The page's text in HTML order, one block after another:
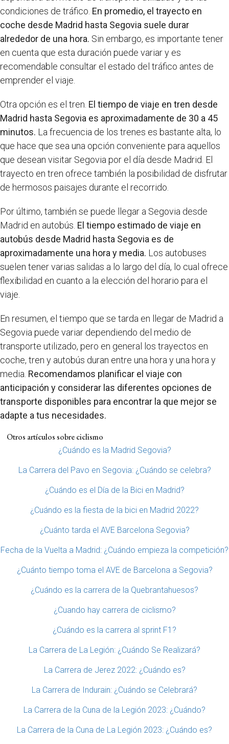
condiciones de tráfico. En promedio, el trayecto en
coche desde Madrid hasta Segovia suele durar
alrededor de una hora. Sin embargo, es importante tener
en cuenta que esta duración puede variar y es
recomendable consultar el estado del tráfico antes de
emprender el viaje.
Otra opción es el tren. El tiempo de viaje en tren desde
Madrid hasta Segovia es aproximadamente de 30 a 45
minutos. La frecuencia de los trenes es bastante alta, lo
que hace que sea una opción conveniente para aquellos
que desean visitar Segovia por el día desde Madrid. El
trayecto en tren ofrece también la posibilidad de disfrutar
de hermosos paisajes durante el recorrido.
Por último, también se puede llegar a Segovia desde
Madrid en autobús. El tiempo estimado de viaje en
autobús desde Madrid hasta Segovia es de
aproximadamente una hora y media. Los autobuses
suelen tener varias salidas a lo largo del día, lo cual ofrece
flexibilidad en cuanto a la elección del horario para el
viaje.
En resumen, el tiempo que se tarda en llegar de Madrid a
Segovia puede variar dependiendo del medio de
transporte utilizado, pero en general los trayectos en
coche, tren y autobús duran entre una hora y una hora y
media. Recomendamos planificar el viaje con
anticipación y considerar las diferentes opciones de
transporte disponibles para encontrar la que mejor se
adapte a tus necesidades.
Otros artículos sobre ciclismo
¿Cuándo es la Madrid Segovia?
La Carrera del Pavo en Segovia: ¿Cuándo se celebra?
¿Cuándo es el Día de la Bici en Madrid?
¿Cuándo es la fiesta de la bici en Madrid 2022?
¿Cuánto tarda el AVE Barcelona Segovia?
Fecha de la Vuelta a Madrid: ¿Cuándo empieza la competición?
¿Cuánto tiempo toma el AVE de Barcelona a Segovia?
¿Cuándo es la carrera de la Quebrantahuesos?
¿Cuando hay carrera de ciclismo?
¿Cuándo es la carrera al sprint F1?
La Carrera de La Legión: ¿Cuándo Se Realizará?
La Carrera de Jerez 2022: ¿Cuándo es?
La Carrera de Indurain: ¿Cuándo se Celebrará?
La Carrera de la Cuna de la Legión 2023: ¿Cuándo?
La Carrera de la Cuna de La Legión 2023: ¿Cuándo es?